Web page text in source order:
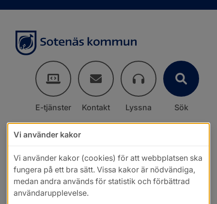
E-tjänster Kontakt Lyssna Sök
Vi använder kakor
Vi använder kakor (cookies) för att webbplatsen ska
fungera på ett bra sätt. Vissa kakor är nödvändiga,
medan andra används för statistik och förbättrad
användarupplevelse.